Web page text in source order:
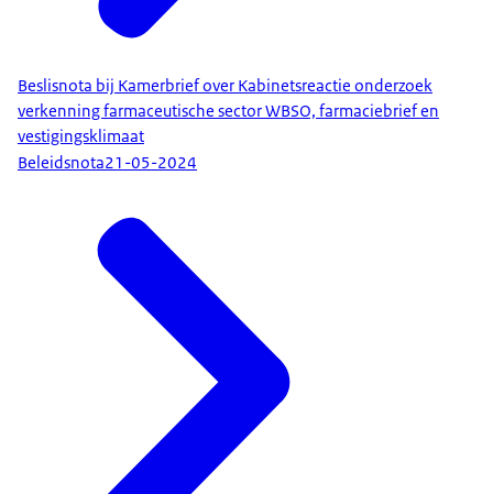
Beslisnota bij Kamerbrief over Kabinetsreactie onderzoek
verkenning farmaceutische sector WBSO, farmaciebrief en
vestigingsklimaat
Beleidsnota21-05-2024